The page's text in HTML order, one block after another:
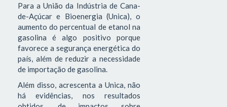
Para a União da Indústria de Cana-
de-Açúcar e Bioenergia (Unica), o
aumento do percentual de etanol na
gasolina é algo positivo porque
favorece a segurança energética do
país, além de reduzir a necessidade
de importação de gasolina.
Além disso, acrescenta a Unica, não
há evidências, nos resultados